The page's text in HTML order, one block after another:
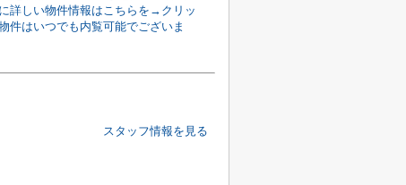
詳しい物件情報はこちらを→クリッ
件はいつでも内覧可能でございま
スタッフ情報を見る